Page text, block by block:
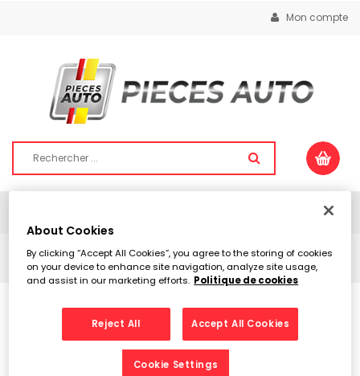
Mon compte
ACCUEIL VIDÉO
Désolé, il n'y a aucun résultat pour votre recherche...
Essayez avec d'autres mot-clés
About Cookies
By clicking “Accept All Cookies”, you agree to the storing of cookies
on your device to enhance site navigation, analyze site usage,
and assist in our marketing efforts. Politique de cookies
Reject All Accept All Cookies
Cookie Settings